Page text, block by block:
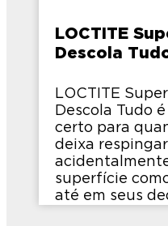
LOCTITE
Descola
LOCTITE
Descola Tudo
certo para
deixa
superfície
até em seus